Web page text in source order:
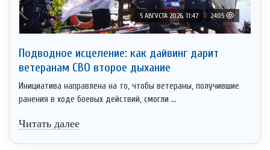
5 АВГУСТА 2026, 11:47 2405
Подводное исцеление: как дайвинг дарит
ветеранам СВО второе дыхание
Инициатива направлена на то, чтобы ветераны, получившие
ранения в ходе боевых действий, смогли ...
Читать далее